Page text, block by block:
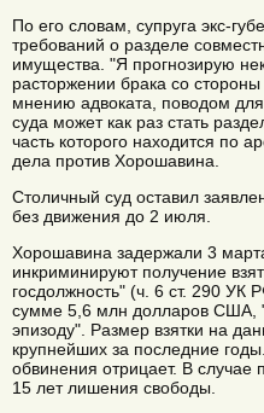
По его словам, супруга экс-
требований о разделе
имущества. "Я прогнозирую
расторжении брака со
мнению адвоката, поводом
суда может как раз стать
часть которого находится по
дела против Хорошавина.
Столичный суд оставил
без движения до 2 июля.
Хорошавина задержали 3
инкриминируют получение
госдолжность" (ч. 6 ст. 290
сумме 5,6 млн долларов США,
эпизоду". Размер взятки на
крупнейших за последние
обвинения отрицает. В случае
15 лет лишения свободы.